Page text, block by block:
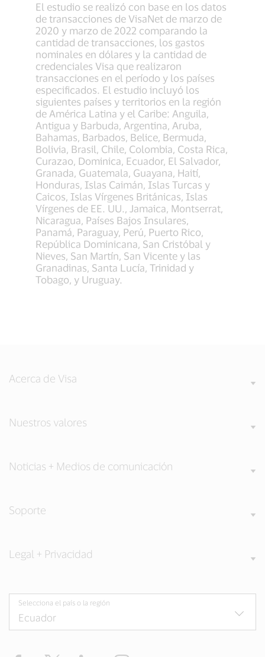
El estudio se realizó con base en los datos
de transacciones de VisaNet de marzo de
2020 y marzo de 2022 comparando la
cantidad de transacciones, los gastos
nominales en dólares y la cantidad de
credenciales Visa que realizaron
transacciones en el período y los países
especificados. El estudio incluyó los
siguientes países y territorios en la región
de América Latina y el Caribe: Anguila,
Antigua y Barbuda, Argentina, Aruba,
Bahamas, Barbados, Belice, Bermuda,
Bolivia, Brasil, Chile, Colombia, Costa Rica,
Curazao, Dominica, Ecuador, El Salvador,
Granada, Guatemala, Guayana, Haití,
Honduras, Islas Caimán, Islas Turcas y
Caicos, Islas Vírgenes Británicas, Islas
Vírgenes de EE. UU., Jamaica, Montserrat,
Nicaragua, Países Bajos Insulares,
Panamá, Paraguay, Perú, Puerto Rico,
República Dominicana, San Cristóbal y
Nieves, San Martín, San Vicente y las
Granadinas, Santa Lucía, Trinidad y
Tobago, y Uruguay.
Acerca de Visa
Nuestros valores
Noticias + Medios de comunicación
Soporte
Legal + Privacidad
Selecciona el país o la región